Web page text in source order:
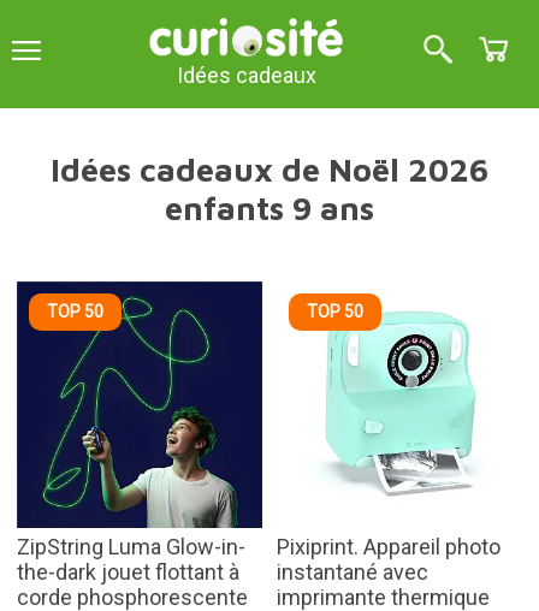
Idées cadeaux
Idées cadeaux de Noël 2026
enfants 9 ans
TOP 50
ZipString Luma Glow-in-
the-dark jouet flottant à
corde phosphorescente
TOP 50
Pixiprint. Appareil photo
instantané avec
imprimante thermique